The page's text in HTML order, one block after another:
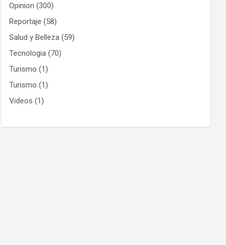
Opinion (300)
Reportaje (58)
Salud y Belleza (59)
Tecnologia (70)
Turismo (1)
Turismo (1)
Videos (1)